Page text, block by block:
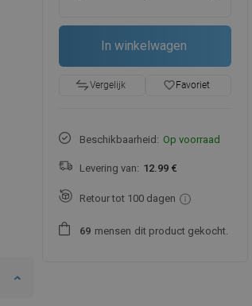
In winkelwagen
Vergelijk favorite_borderFavoriet
Beschikbaarheid: Op voorraad
Levering van: 12.99 €
Retour tot 100 dagen
69 mensen dit product gekocht.